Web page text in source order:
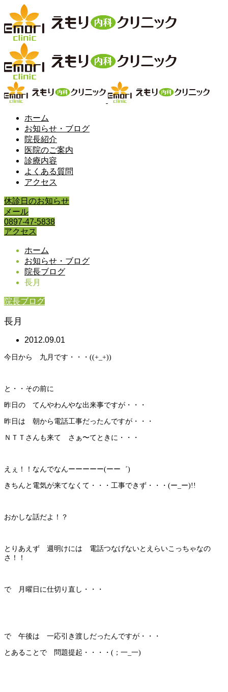
ホーム
お知らせ・ブログ
院長紹介
医院のご案内
診療内容
よくある質問
アクセス
休診日のお知らせ
メール
0897-47-5838
アクセス
ホーム
お知らせ・ブログ
院長ブログ
長月
院長ブログ
長月
2012.09.01
今日から 九月です・・・((+_+))
と・・その前に
昨日の てんやわんやな出来事ですが・・・
昨日は 朝から電話工事だったんですが・・・
ＮＴＴさんも来て さぁ〜てときに・・・
えぇ！！なんでなんーーーーー(ーー゛)
きちんと電気が来てなくて・・・工事できず・・・(ー_ー)!!
おかしな話だよ！？
とりあえず 週明けには 電話つなげないとえらいこっちゃなの
さ！！
で 月曜日に仕切り直し・・・
で 午後は 一応引き渡しだったんですが・・・
とあることで 問題提起・・・・(；一_一)